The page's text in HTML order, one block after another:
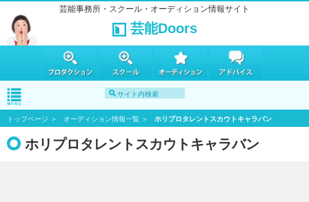
芸能事務所・スクール・オーディション情報サイト
芸能Doors
トップページ オーディション情報一覧 ホリプロタレントスカウトキャラバン
ホリプロタレントスカウトキャラバン